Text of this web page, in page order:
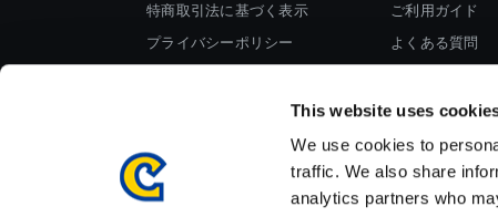
This website uses
We use cookies to
traffic. We also share
analytics partners who
特商取引法に基づく表示
プライバシーポリシー
ご利用ガイド
よくある質問